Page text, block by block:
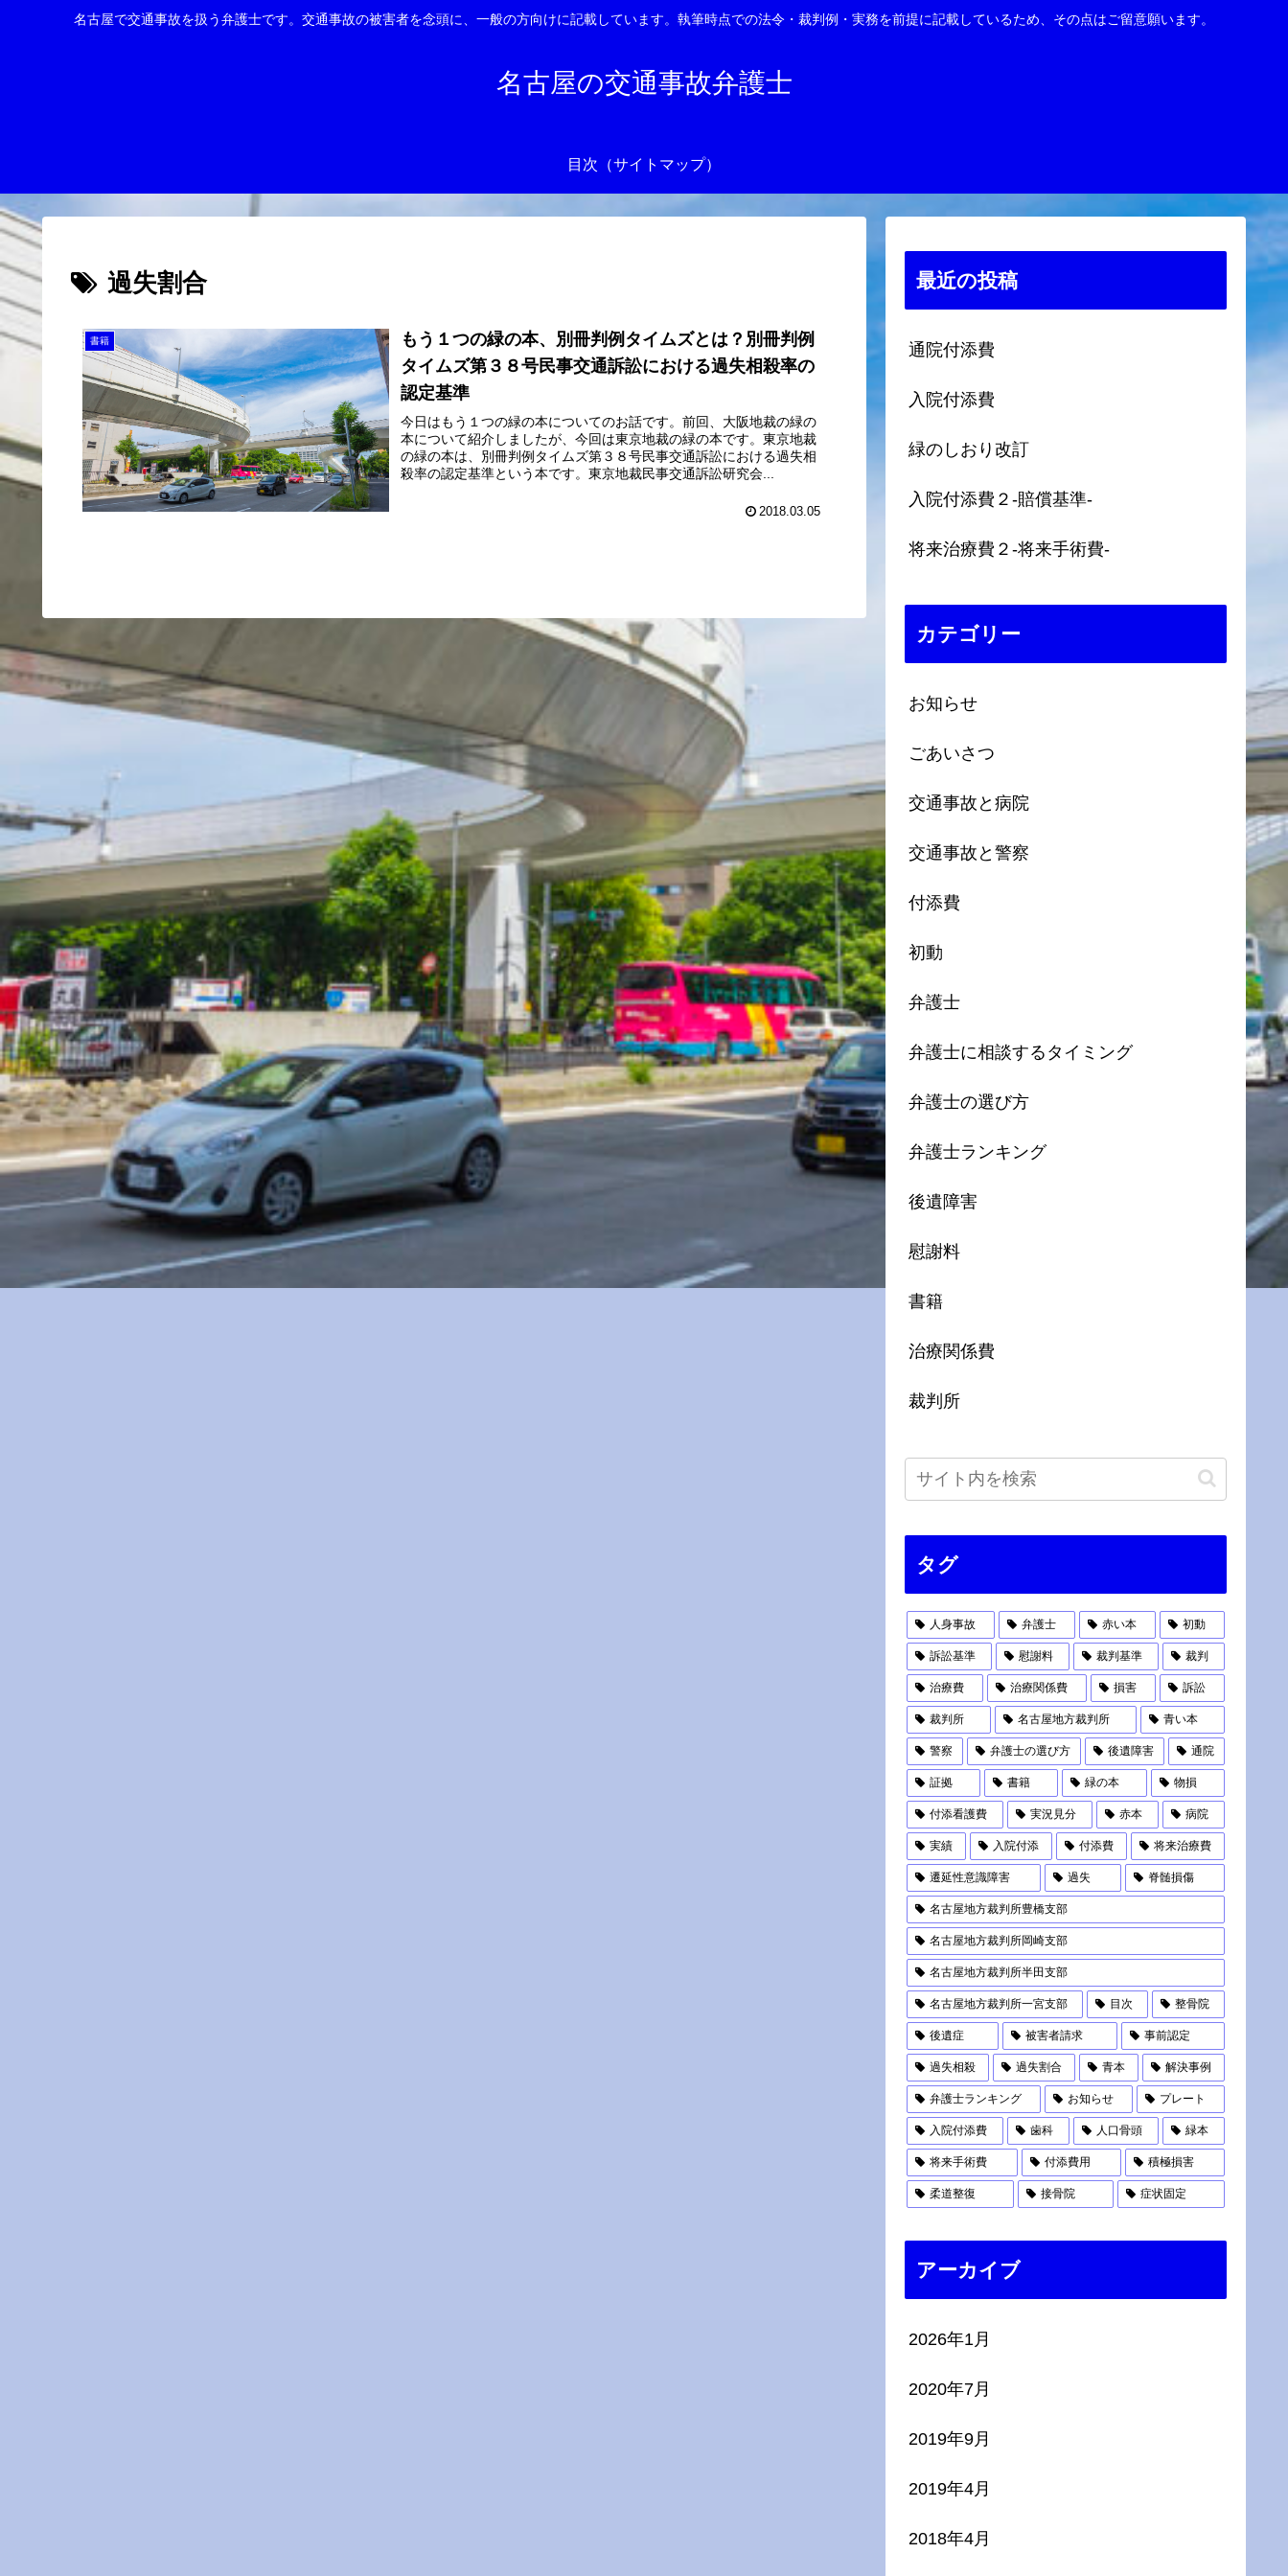
名古屋で交通事故を扱う弁護士です。交通事故の被害者を念頭に、一般の方向けに記載しています。執筆時点での法令・裁判例・実務を前提に記載しているため、その点はご留意願います。
名古屋の交通事故弁護士
目次（サイトマップ）
過失割合
書籍
もう１つの緑の本、別冊判例タイムズとは？別冊判例
タイムズ第３８号民事交通訴訟における過失相殺率の
認定基準
今日はもう１つの緑の本についてのお話です。前回、大阪地裁の緑の
本について紹介しましたが、今回は東京地裁の緑の本です。東京地裁
の緑の本は、別冊判例タイムズ第３８号民事交通訴訟における過失相
殺率の認定基準という本です。東京地裁民事交通訴訟研究会...
2018.03.05
最近の投稿
通院付添費
入院付添費
緑のしおり改訂
入院付添費２-賠償基準-
将来治療費２-将来手術費-
カテゴリー
お知らせ
ごあいさつ
交通事故と病院
交通事故と警察
付添費
初動
弁護士
弁護士に相談するタイミング
弁護士の選び方
弁護士ランキング
後遺障害
慰謝料
書籍
治療関係費
裁判所
タグ
人身事故 弁護士 赤い本 初動
訴訟基準 慰謝料 裁判基準 裁判
治療費 治療関係費 損害 訴訟
裁判所 名古屋地方裁判所 青い本
警察 弁護士の選び方 後遺障害 通院
証拠 書籍 緑の本 物損
付添看護費 実況見分 赤本 病院
実績 入院付添 付添費 将来治療費
遷延性意識障害 過失 脊髄損傷
名古屋地方裁判所豊橋支部
名古屋地方裁判所岡崎支部
名古屋地方裁判所半田支部
名古屋地方裁判所一宮支部 目次 整骨院
後遺症 被害者請求 事前認定
過失相殺 過失割合 青本 解決事例
弁護士ランキング お知らせ プレート
入院付添費 歯科 人口骨頭 緑本
将来手術費 付添費用 積極損害
柔道整復 接骨院 症状固定
アーカイブ
2026年1月
2020年7月
2019年9月
2019年4月
2018年4月